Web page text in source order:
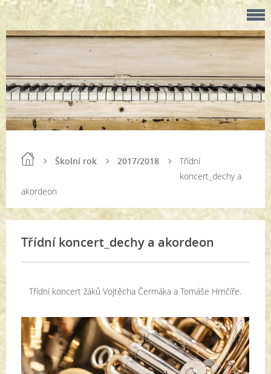
Školní rok 2017/2018
Třídní
koncert_dechy a
akordeon
Třídní koncert_dechy a akordeon
Třídní koncert žáků Vojtěcha Čermáka a Tomáše Hrnčíře.